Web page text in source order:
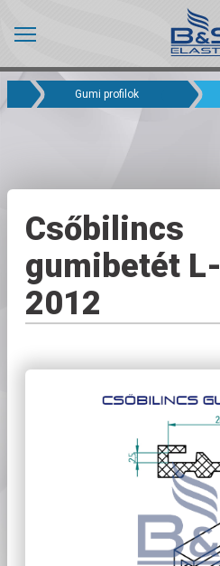
Gumi profilok
Csőbilincs
gumibetét L-
2012